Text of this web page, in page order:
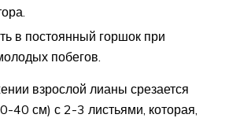
в постоянный горшок при
побегов.
взрослой лианы срезается
40 см) с 2-3 листьями, которая,